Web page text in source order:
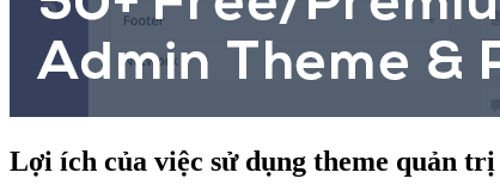
Lợi ích của việc sử dụng theme quản